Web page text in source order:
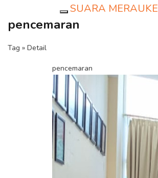
SUARA MERAUKE
pencemaran
Tag » Detail
pencemaran